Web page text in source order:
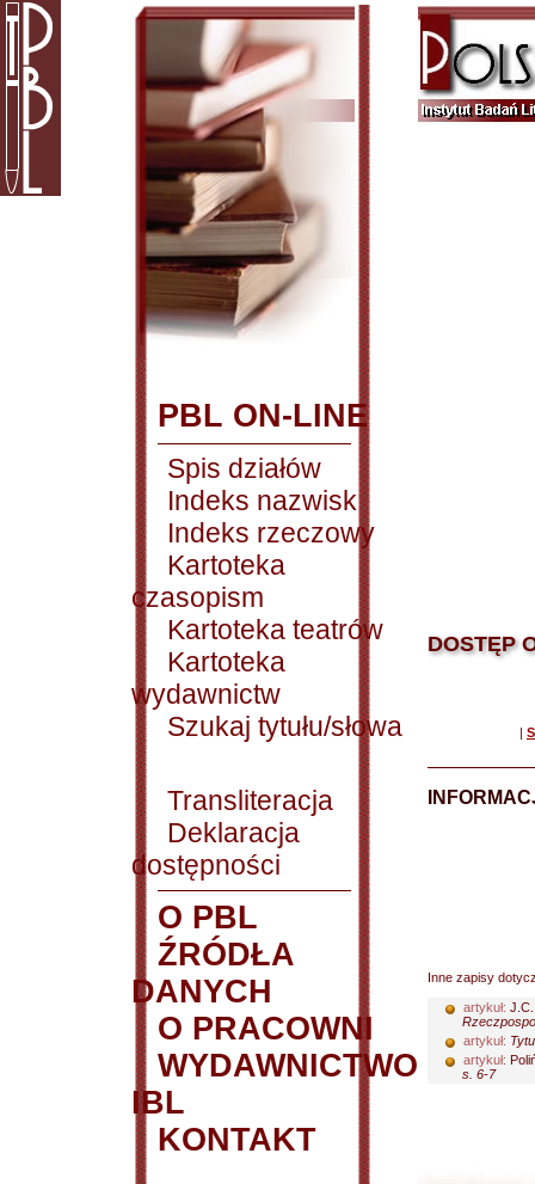
PBL ON-LINE
Spis działów
Indeks nazwisk
Indeks rzeczowy
Kartoteka
czasopism
Kartoteka teatrów
Kartoteka
wydawnictw
Szukaj tytułu/słowa
Transliteracja
Deklaracja
dostępności
O PBL
ŹRÓDŁA
DANYCH
O PRACOWNI
WYDAWNICTWO
IBL
KONTAKT
DOSTĘP
|
Inne zapisy
artykuł:
artykuł:
artykuł:
s. 6-7